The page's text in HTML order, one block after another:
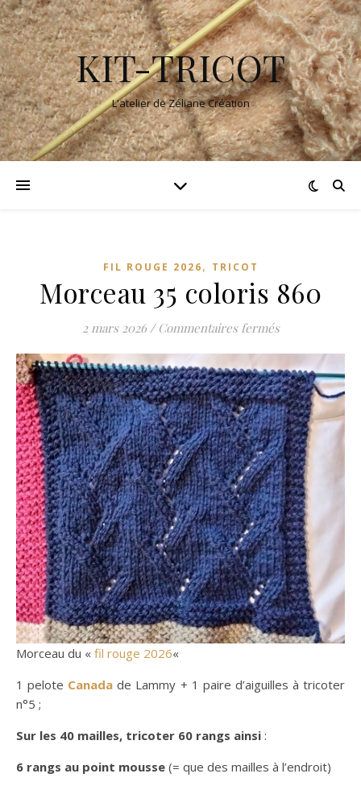
KIT-TRICOT
L'atelier de Zéliane Création
FIL ROUGE 2026, TRICOT
Morceau 35 coloris 860
2 mars 2026 / Commentaires ferméssur Morceau
Morceau du « fil rouge 2026«
1 pelote Canada de Lammy + 1 paire d’aiguilles à tricoter
n°5 ;
Sur les 40 mailles, tricoter 60 rangs ainsi :
6 rangs au point mousse (= que des mailles à l’endroit)